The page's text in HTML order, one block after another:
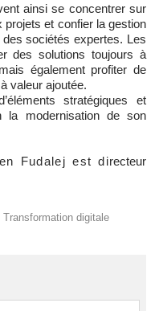
ainsi se concentrer sur
projets et confier la gestion
sociétés expertes. Les
des solutions toujours à
également profiter de
valeur ajoutée.
stratégiques et
la modernisation de son
Fudalej est directeur
Transformation digitale